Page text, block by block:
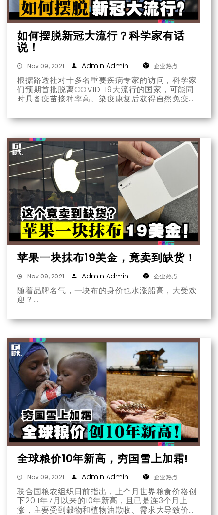
如何摆脱新冠大流行？科学家有话
说！
Nov 09, 2021 Admin Admin 企业热点
根据路透社对十多名重要疾病专家的访问，科学家
们预期首批脱离COVID-19大流行的国家，可能同
时具备疫苗接种率高、染疫康复后获得自然免疫力
度。
苹果一块抺布19美金，竟卖到缺货！
Nov 09, 2021 Admin Admin 企业热点
随着品牌名气，一块布的身价也水涨船高，大受欢
迎？
全球粮价10年新高，穷国雪上加霜!
Nov 09, 2021 Admin Admin 企业热点
联合国粮农组织日前指出，上个月世界粮食价格创
下2011年7月以来的10年新高，且已是连3个月上
涨，主要受到穀物和植物油歉收、需求大导致价格